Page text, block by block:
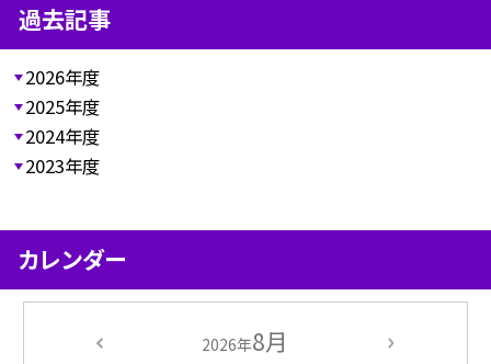
過去記事
2026年度
2025年度
2024年度
2023年度
カレンダー
2026年8月